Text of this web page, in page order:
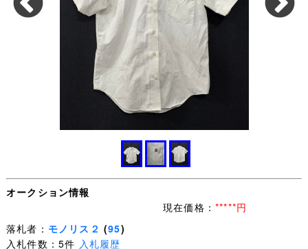
オークション情報
現在価格： *****円
落札者： モノリス２ (95)
入札件数：5件 入札履歴